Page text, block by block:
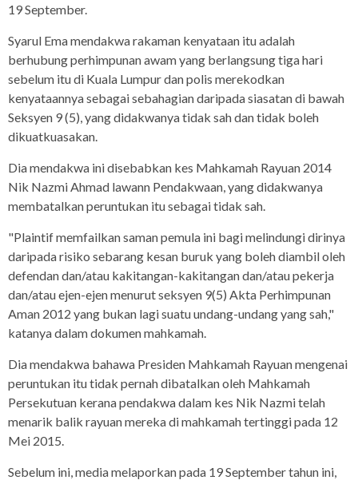
19 September.
Syarul Ema mendakwa rakaman kenyataan itu adalah
berhubung perhimpunan awam yang berlangsung tiga hari
sebelum itu di Kuala Lumpur dan polis merekodkan
kenyataannya sebagai sebahagian daripada siasatan di bawah
Seksyen 9 (5), yang didakwanya tidak sah dan tidak boleh
dikuatkuasakan.
Dia mendakwa ini disebabkan kes Mahkamah Rayuan 2014
Nik Nazmi Ahmad lawann Pendakwaan, yang didakwanya
membatalkan peruntukan itu sebagai tidak sah.
"Plaintif memfailkan saman pemula ini bagi melindungi dirinya
daripada risiko sebarang kesan buruk yang boleh diambil oleh
defendan dan/atau kakitangan-kakitangan dan/atau pekerja
dan/atau ejen-ejen menurut seksyen 9(5) Akta Perhimpunan
Aman 2012 yang bukan lagi suatu undang-undang yang sah,"
katanya dalam dokumen mahkamah.
Dia mendakwa bahawa Presiden Mahkamah Rayuan mengenai
peruntukan itu tidak pernah dibatalkan oleh Mahkamah
Persekutuan kerana pendakwa dalam kes Nik Nazmi telah
menarik balik rayuan mereka di mahkamah tertinggi pada 12
Mei 2015.
Sebelum ini, media melaporkan pada 19 September tahun ini,